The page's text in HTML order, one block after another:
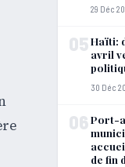
29 Déc
05Haïti:
avril
30 Déc
06Port-
de fin